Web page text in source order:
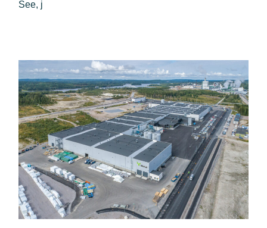
See, j